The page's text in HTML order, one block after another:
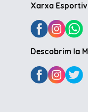
Xarxa
Descobrim la